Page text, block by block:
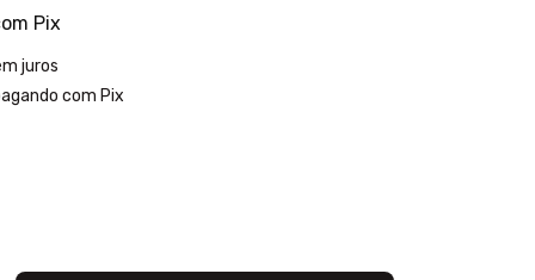
Pix
juros
com Pix